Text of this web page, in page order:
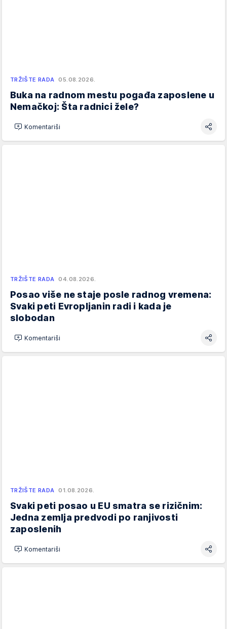
TRŽIŠTE RADA 05.08.2026.
Buka na radnom mestu pogađa zaposlene u
Nemačkoj: Šta radnici žele?
Komentariši
TRŽIŠTE RADA 04.08.2026.
Posao više ne staje posle radnog vremena:
Svaki peti Evropljanin radi i kada je
slobodan
Komentariši
TRŽIŠTE RADA 01.08.2026.
Svaki peti posao u EU smatra se rizičnim:
Jedna zemlja predvodi po ranjivosti
zaposlenih
Komentariši